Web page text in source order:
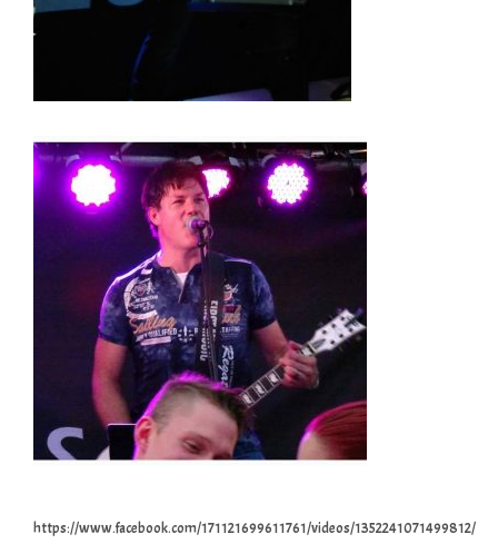
https://www.facebook.com/171121699611761/videos/1352241071499812/